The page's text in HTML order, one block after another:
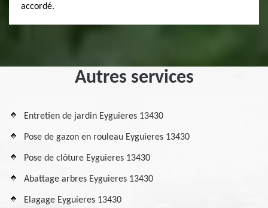
accordé.
Autres services
Entretien de jardin Eyguieres 13430
Pose de gazon en rouleau Eyguieres 13430
Pose de clôture Eyguieres 13430
Abattage arbres Eyguieres 13430
Elagage Eyguieres 13430